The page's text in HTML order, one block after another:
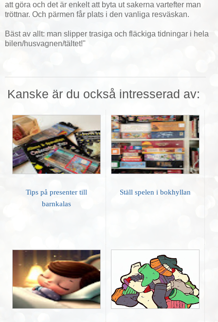
att göra och det är enkelt att byta ut sakerna vartefter man
tröttnar. Och pärmen får plats i den vanliga resväskan.
Bäst av allt: man slipper trasiga och fläckiga tidningar i hela
bilen/husvagnen/tältet!"
Kanske är du också intresserad av:
Tips på presenter till
barnkalas
Ställ spelen i bokhyllan